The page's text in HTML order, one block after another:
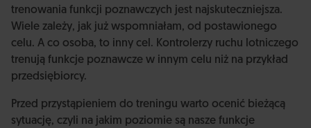
trenowania funkcji poznawczych jest najskuteczniejsza.
Wiele zależy, jak już wspomniałam, od postawionego
celu. A co osoba, to inny cel. Kontrolerzy ruchu lotniczego
trenują funkcje poznawcze w innym celu niż na przykład
przedsiębiorcy.
Przed przystąpieniem do treningu warto ocenić bieżącą
sytuację, czyli na jakim poziomie są nasze funkcje